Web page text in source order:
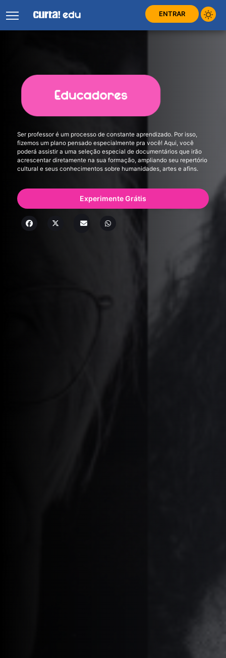
ENTRAR
Ser professor é um processo de constante aprendizado. Por isso,
fizemos um plano pensado especialmente pra você! Aqui, você
poderá assistir a uma seleção especial de documentários que irão
acrescentar diretamente na sua formação, ampliando seu repertório
cultural e seus conhecimentos sobre humanidades, artes e afins.
Experimente Grátis